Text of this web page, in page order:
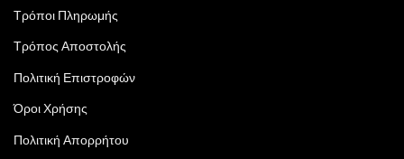
Τρόποι Πληρωμής
Τρόπος Αποστολής
Πολιτική Επιστροφών
Όροι Χρήσης
Πολιτική Απορρήτου